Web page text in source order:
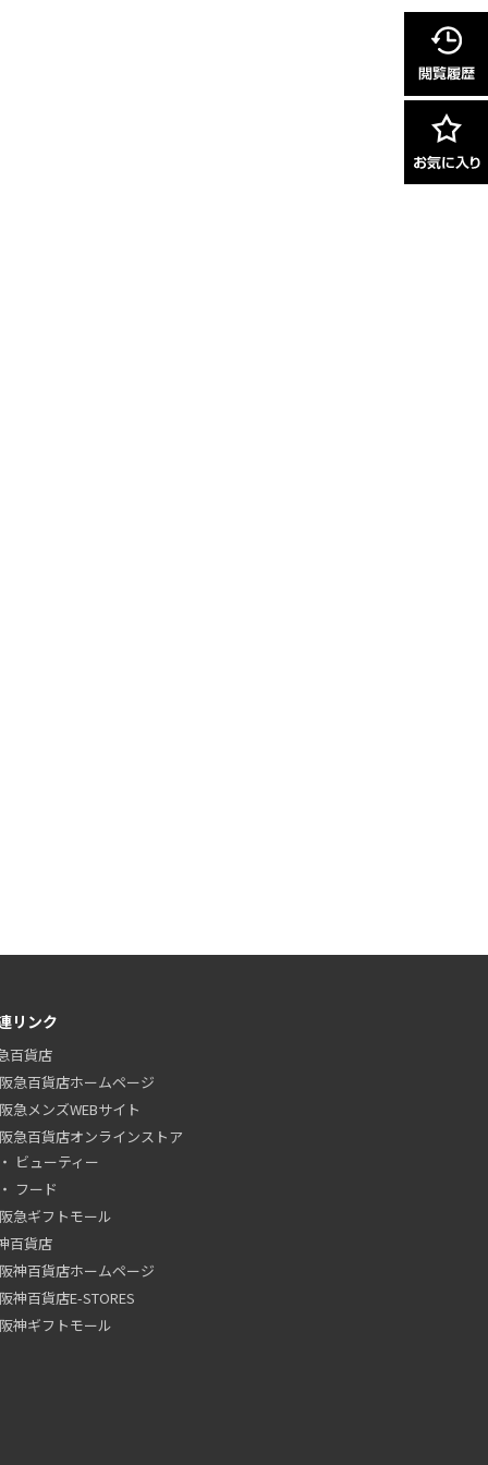
リンク
百貨店
阪急百貨店ホームページ
阪急メンズWEBサイト
阪急百貨店オンラインストア
ビューティー
フード
阪急ギフトモール
百貨店
阪神百貨店ホームページ
阪神百貨店E-STORES
阪神ギフトモール